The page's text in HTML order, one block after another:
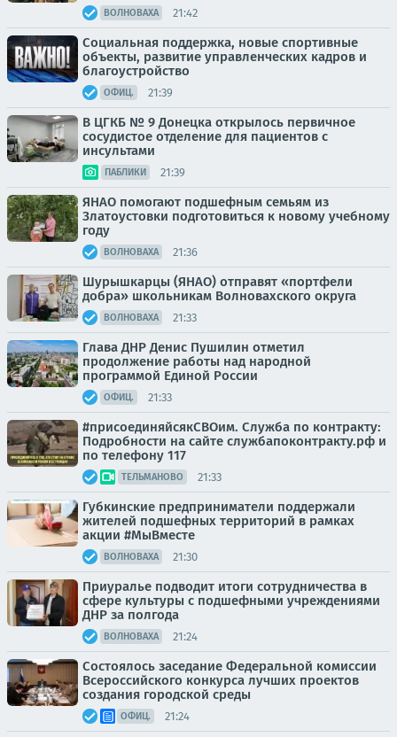
ВОЛНОВАХА 21:42
Социальная поддержка, новые спортивные
объекты, развитие управленческих кадров и
благоустройство
ОФИЦ. 21:39
В ЦГКБ № 9 Донецка открылось первичное
сосудистое отделение для пациентов с
инсультами
ПАБЛИКИ 21:39
ЯНАО помогают подшефным семьям из
Златоустовки подготовиться к новому учебному
году
ВОЛНОВАХА 21:36
Шурышкарцы (ЯНАО) отправят «портфели
добра» школьникам Волновахского округа
ВОЛНОВАХА 21:33
Глава ДНР Денис Пушилин отметил
продолжение работы над народной
программой Единой России
ОФИЦ. 21:33
#присоединяйсякСВОим. Служба по контракту:
Подробности на сайте службапоконтракту.рф и
по телефону 117
ТЕЛЬМАНОВО 21:33
Губкинские предприниматели поддержали
жителей подшефных территорий в рамках
акции #МыВместе
ВОЛНОВАХА 21:30
Приуралье подводит итоги сотрудничества в
сфере культуры с подшефными учреждениями
ДНР за полгода
ВОЛНОВАХА 21:24
Состоялось заседание Федеральной комиссии
Всероссийского конкурса лучших проектов
создания городской среды
ОФИЦ. 21:24